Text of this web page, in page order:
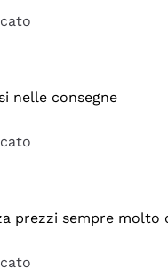
nelle consegne
prezzi sempre